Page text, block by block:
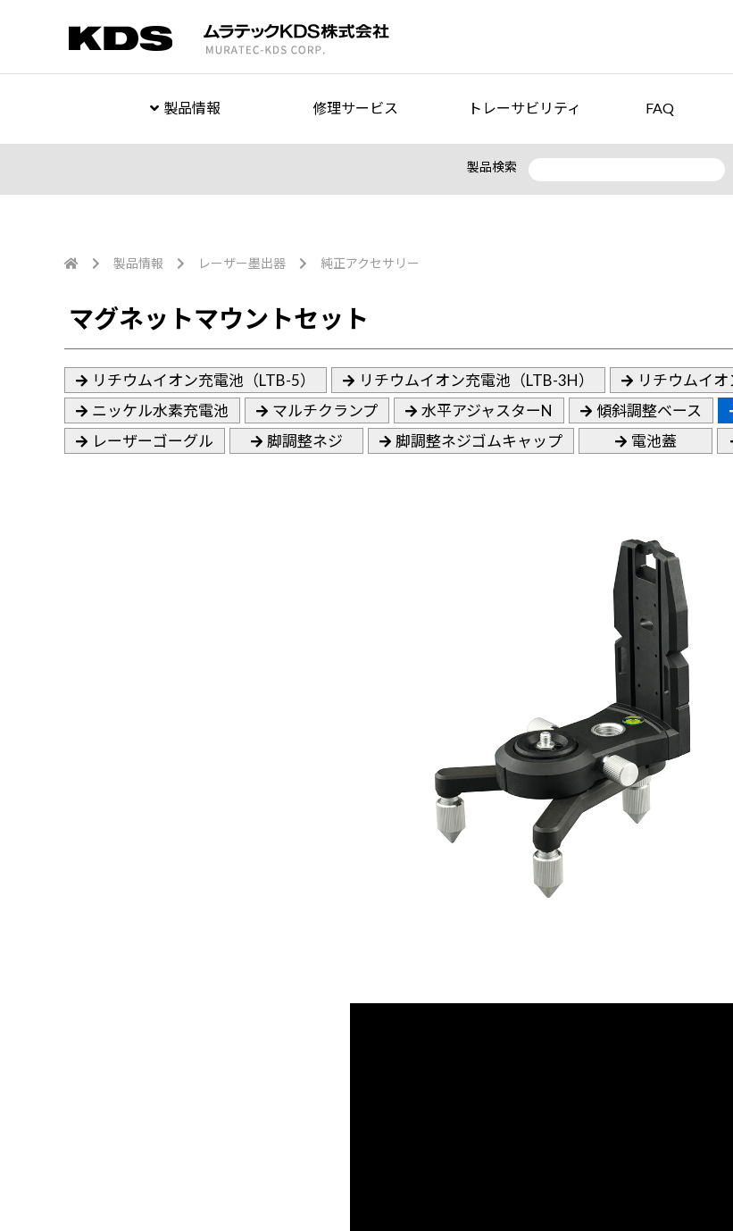
製品情報 修理サービス トレーサビリティ FAQ
製品検索
製品情報 レーザー墨出器 純正アクセサリー
マグネットマウントセット
リチウムイオン充電池（LTB-5） リチウムイオン充電池（LTB-3H） リチウムイオ
ニッケル水素充電池
マルチクランプ 水平アジャスターN 傾斜調整ベース
レーザーゴーグル
脚調整ネジ 脚調整ネジゴムキャップ 電池蓋